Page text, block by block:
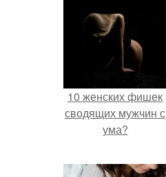
10 женских фишек
сводящих мужчин с
ума?